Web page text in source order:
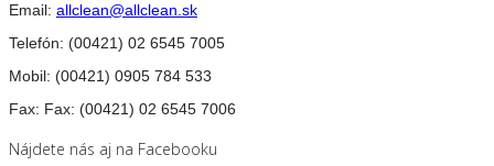
Email: allclean@allclean.sk
Telefón: (00421) 02 6545 7005
Mobil: (00421) 0905 784 533
Fax: Fax: (00421) 02 6545 7006
Nájdete nás aj na Facebooku